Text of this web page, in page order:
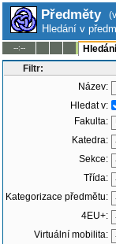
Předměty
Hledání v
--:--
Filtr:
Název:
Hledat v:
Fakulta:
Katedra:
Sekce:
Třída:
Kategorizace předmětu:
4EU+:
Virtuální mobilita: